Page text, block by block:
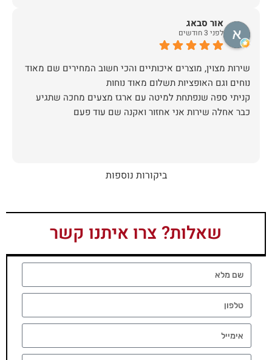
אור סבאג
לפני 3 חודשים
שירות מצוין, מוצרים איכותיים והכי חשוב המחירים שם מאוד
קניתי ספה שנפתחת למיטה עם ארגז מצעים מחכה שתגיע
כבר אחלה שירות אני אחזור ואקנה שם עוד פעם
ביקורות נוספות
שאלות? צרו איתנו קשר